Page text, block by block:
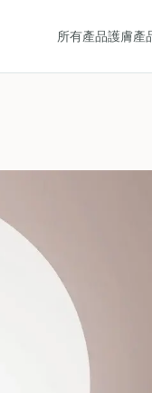
所有產品護膚產